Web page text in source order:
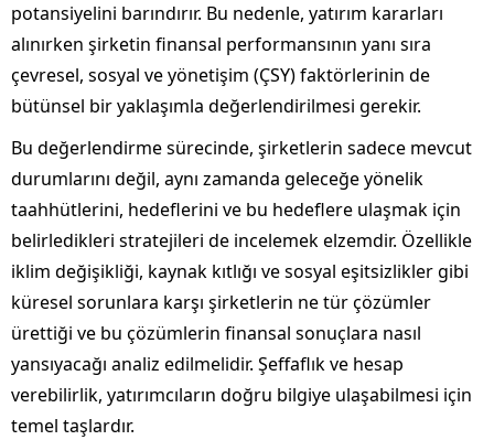
potansiyelini barındırır. Bu nedenle, yatırım kararları
alınırken şirketin finansal performansının yanı sıra
çevresel, sosyal ve yönetişim (ÇSY) faktörlerinin de
bütünsel bir yaklaşımla değerlendirilmesi gerekir.
Bu değerlendirme sürecinde, şirketlerin sadece mevcut
durumlarını değil, aynı zamanda geleceğe yönelik
taahhütlerini, hedeflerini ve bu hedeflere ulaşmak için
belirledikleri stratejileri de incelemek elzemdir. Özellikle
iklim değişikliği, kaynak kıtlığı ve sosyal eşitsizlikler gibi
küresel sorunlara karşı şirketlerin ne tür çözümler
ürettiği ve bu çözümlerin finansal sonuçlara nasıl
yansıyacağı analiz edilmelidir. Şeffaflık ve hesap
verebilirlik, yatırımcıların doğru bilgiye ulaşabilmesi için
temel taşlardır.